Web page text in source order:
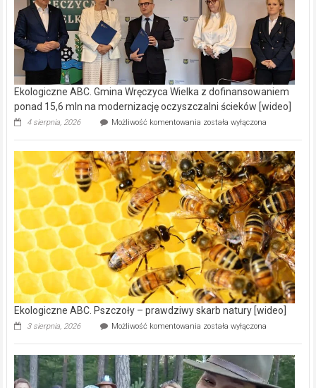
Ekologiczne ABC. Gmina Wręczyca Wielka z dofinansowaniem
ponad 15,6 mln na modernizację oczyszczalni ścieków [wideo]
4 sierpnia, 2026 Możliwość komentowania Ekologiczne
Wręczyca
Wielka
z
dofinansowaniem
ponad
15,6
mln
na
modernizację
oczyszczalni
ścieków
[wideo]
została wyłączona
Ekologiczne ABC. Pszczoły – prawdziwy skarb natury [wideo]
3 sierpnia, 2026 Możliwość komentowania Ekologiczne
–
prawdziwy
skarb
została wyłączona